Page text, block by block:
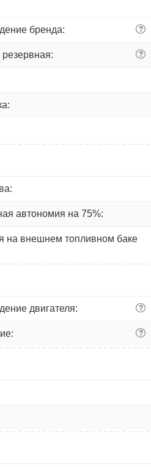
бренда: ?
?
автономия на 75%:
на внешнем топливном баке
двигателя: ?
?